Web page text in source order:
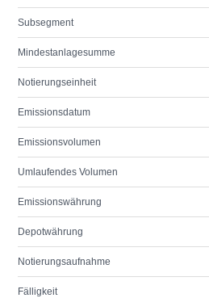
Subsegment
Mindestanlagesumme
Notierungseinheit
Emissionsdatum
Emissionsvolumen
Umlaufendes Volumen
Emissionswährung
Depotwährung
Notierungsaufnahme
Fälligkeit